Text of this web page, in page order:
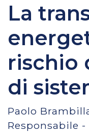
La
rischio
di
Paolo
Responsabile